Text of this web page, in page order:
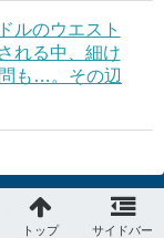
ルのウエスト
れる中、細け
も…。その辺